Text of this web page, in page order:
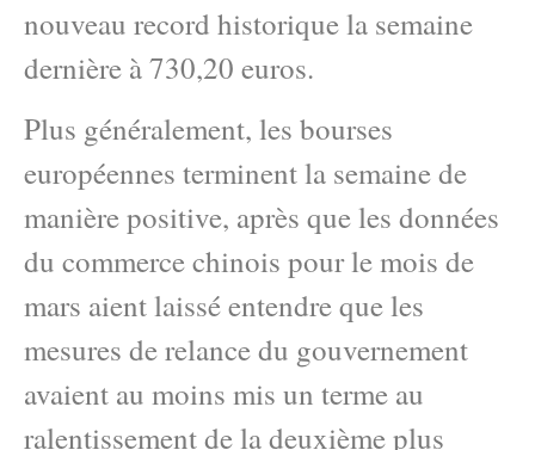
nouveau record historique la semaine
dernière à 730,20 euros.
Plus généralement, les bourses
européennes terminent la semaine de
manière positive, après que les données
du commerce chinois pour le mois de
mars aient laissé entendre que les
mesures de relance du gouvernement
avaient au moins mis un terme au
ralentissement de la deuxième plus